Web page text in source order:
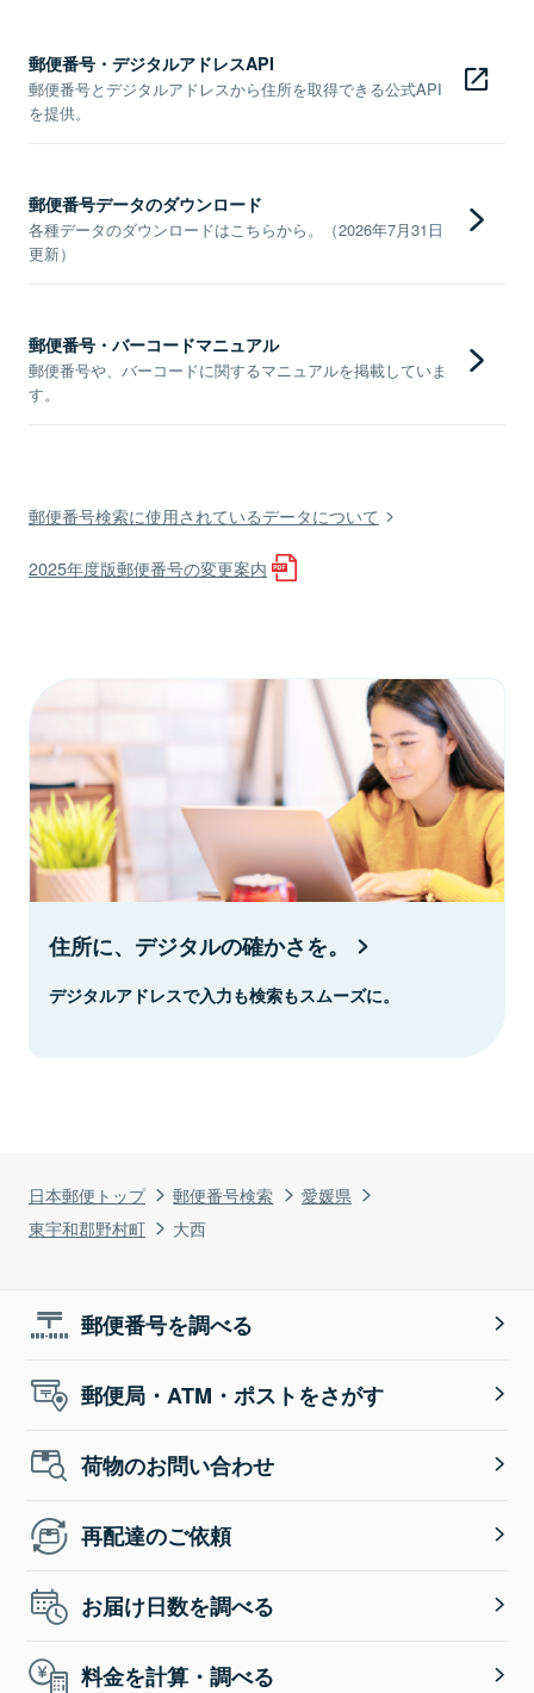
日本郵便トップ 郵便番号検索
愛媛県
東宇和郡野村町
大西
郵便番号・デジタルアドレスAPI
郵便番号とデジタルアドレスから住所を取得できる公式API
を提供。
郵便番号データのダウンロード
各種データのダウンロードはこちらから。（2026年7月31日
更新）
郵便番号・バーコードマニュアル
郵便番号や、バーコードに関するマニュアルを掲載していま
す。
郵便番号検索に使用されているデータについて
2025年度版郵便番号の変更案内
住所に、デジタルの確かさを。
デジタルアドレスで入力も検索もスムーズに。
郵便番号を調べる
郵便局・ATM・ポストをさがす
荷物のお問い合わせ
再配達のご依頼
お届け日数を調べる
料金を計算・調べる